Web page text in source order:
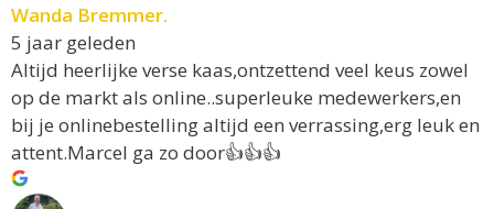
Wanda Bremmer.
5 jaar geleden
Altijd heerlijke verse kaas,ontzettend veel keus zowel
op de markt als online..superleuke medewerkers,en
bij je onlinebestelling altijd een verrassing,erg leuk en
attent.Marcel ga zo door👍👍👍